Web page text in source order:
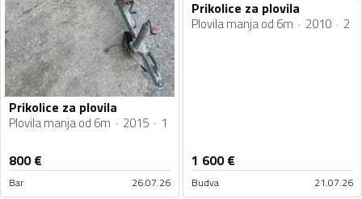
Prikolice za plovila
Plovila manja od 6m 2015 1
800€
Bar 26.07.26
Prikolice za plovila
Plovila manja od 6m 2010 2
1 600€
Budva 21.07.26